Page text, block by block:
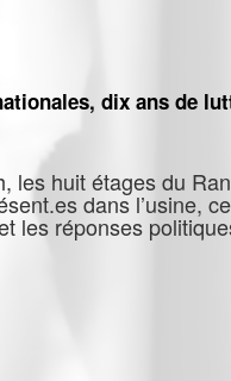
dix ans de
huit étages du
dans l’usine,
les réponses